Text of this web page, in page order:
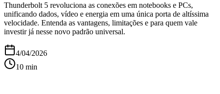
Thunderbolt 5 revoluciona as conexões em notebooks e PCs,
unificando dados, vídeo e energia em uma única porta de altíssima
velocidade. Entenda as vantagens, limitações e para quem vale
investir já nesse novo padrão universal.
4/04/2026
10 min